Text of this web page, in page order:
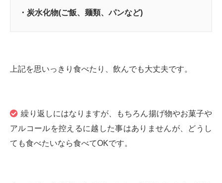
・炭水化物(ご飯、麺類、パンなど)
上記を思いっきり食べたり、飲んでも大丈夫です。
繰り返しにはなりますが、もちろん揚げ物やお菓子や
アルコールを控えるに越した事はありませんが、どうし
ても食べたいなら食べてOKです。